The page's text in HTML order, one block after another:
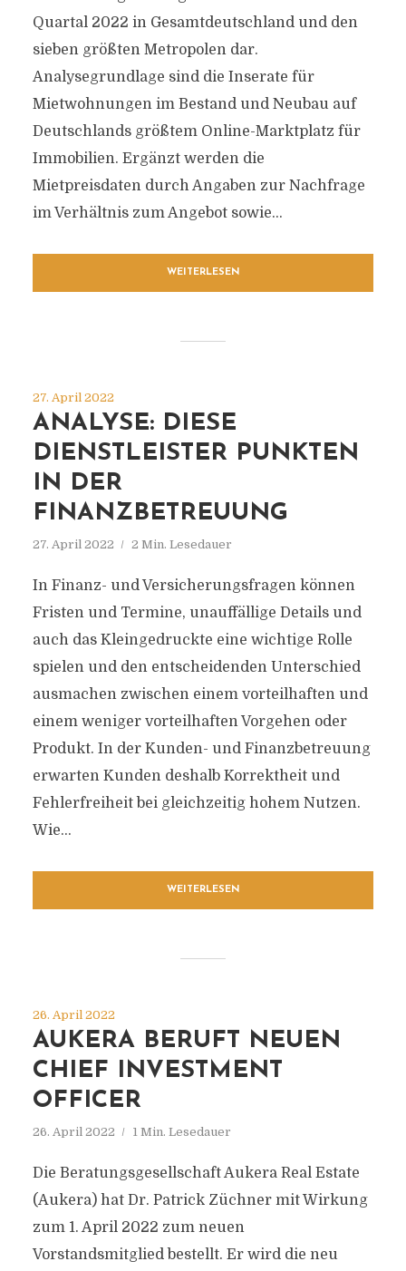
Quartal 2022 in Gesamtdeutschland und den
sieben größten Metropolen dar.
Analysegrundlage sind die Inserate für
Mietwohnungen im Bestand und Neubau auf
Deutschlands größtem Online-Marktplatz für
Immobilien. Ergänzt werden die
Mietpreisdaten durch Angaben zur Nachfrage
im Verhältnis zum Angebot sowie...
WEITERLESEN
27. April 2022
ANALYSE: DIESE
DIENSTLEISTER PUNKTEN
IN DER
FINANZBETREUUNG
27. April 2022 2 Min. Lesedauer
In Finanz- und Versicherungsfragen können
Fristen und Termine, unauffällige Details und
auch das Kleingedruckte eine wichtige Rolle
spielen und den entscheidenden Unterschied
ausmachen zwischen einem vorteilhaften und
einem weniger vorteilhaften Vorgehen oder
Produkt. In der Kunden- und Finanzbetreuung
erwarten Kunden deshalb Korrektheit und
Fehlerfreiheit bei gleichzeitig hohem Nutzen.
Wie...
WEITERLESEN
26. April 2022
AUKERA BERUFT NEUEN
CHIEF INVESTMENT
OFFICER
26. April 2022 1 Min. Lesedauer
Die Beratungsgesellschaft Aukera Real Estate
(Aukera) hat Dr. Patrick Züchner mit Wirkung
zum 1. April 2022 zum neuen
Vorstandsmitglied bestellt. Er wird die neu